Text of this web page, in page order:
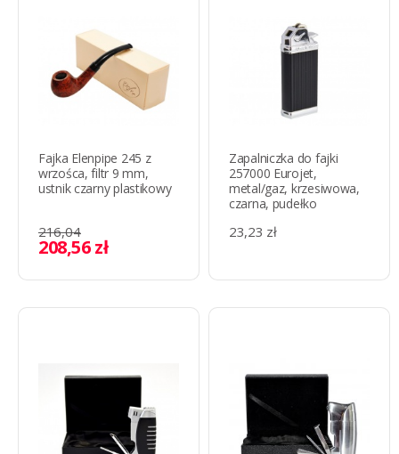
Fajka Elenpipe 245 z
wrzośca, filtr 9 mm,
ustnik czarny plastikowy
216,04
208,56 zł
Zapalniczka do fajki
257000 Eurojet,
metal/gaz, krzesiwowa,
czarna, pudełko
23,23 zł